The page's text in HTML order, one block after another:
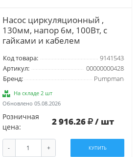
Насос циркуляционный ,
130мм, напор 6м, 100Вт, с
гайками и кабелем
Код товара:
9141543
Артикул:
00000000428
Бренд:
Pumpman
На складе 2 шт
Обновлено 05.08.2026
Розничная
цена:
2 916.26 / шт
- + КУПИТЬ